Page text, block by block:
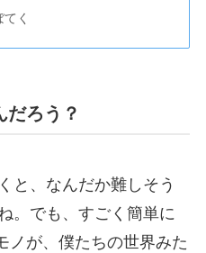
てく
だろう？
と、なんだか難しそう
。でも、すごく簡単に
ノが、僕たちの世界みた